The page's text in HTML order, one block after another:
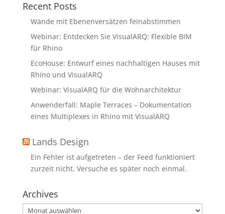
Recent Posts
Wände mit Ebenenversätzen feinabstimmen
Webinar: Entdecken Sie VisualARQ: Flexible BIM
für Rhino
EcoHouse: Entwurf eines nachhaltigen Hauses mit
Rhino und VisualARQ
Webinar: VisualARQ für die Wohnarchitektur
Anwenderfall: Maple Terraces – Dokumentation
eines Multiplexes in Rhino mit VisualARQ
Lands Design
Ein Fehler ist aufgetreten – der Feed funktioniert
zurzeit nicht. Versuche es später noch einmal.
Archives
Archives